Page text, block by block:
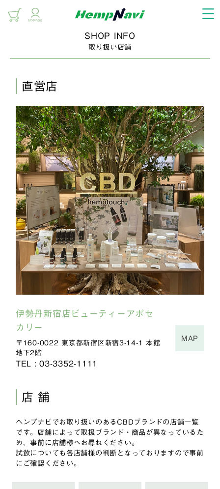
SHOP INFO
取り扱い店舗
直営店
伊勢丹新宿店ビューティーアポセ
カリー
〒160-0022 東京都新宿区新宿3-14-1 本館
地下2階
TEL : 03-3352-1111
MAP
店 舗
ヘンプナビでお取り扱いのあるCBDブランドの店舗一覧
です。店舗によって取扱ブランド・商品が異なっているた
め、事前に店舗様へお尋ねください。
試飲についても各店舗様の判断となっておりますので事前
にご確認ください。